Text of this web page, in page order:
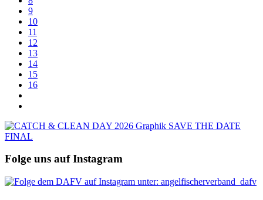
9
10
11
12
13
14
15
16
Folge uns auf Instagram